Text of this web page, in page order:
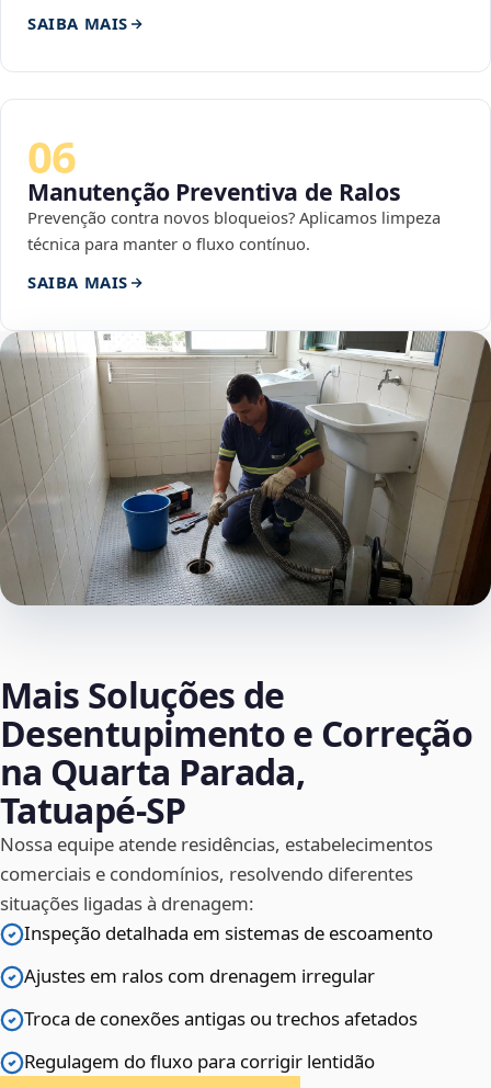
SAIBA MAIS
06
Manutenção Preventiva de Ralos
Prevenção contra novos bloqueios? Aplicamos limpeza
técnica para manter o fluxo contínuo.
SAIBA MAIS
Mais Soluções de
Desentupimento e Correção
na Quarta Parada,
Tatuapé‑SP
Nossa equipe atende residências, estabelecimentos
comerciais e condomínios, resolvendo diferentes
situações ligadas à drenagem:
Inspeção detalhada em sistemas de escoamento
Ajustes em ralos com drenagem irregular
Troca de conexões antigas ou trechos afetados
Regulagem do fluxo para corrigir lentidão